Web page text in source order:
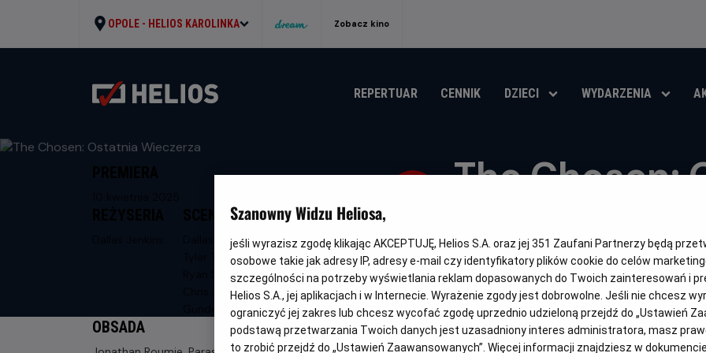
OPOLE - HELIOS KAROLINKA Zobacz kino
REPERTUAR CENNIK DZIECI WYDARZENIA
The Chosen:
Oryginalny
tytuł
The Chosen: The Last Supper Gatunek
Religijny
Minimalny
wiek
Od 13 latCzas
125
OBSERWUJ
SCENARIUSZ
Dallas Jenkins,
Tyler Thompson,
Ryan Swanson,
Chris Juen, Chad
Gundersen
OBSADA
Szanowny Widzu Heliosa,
jeśli wyrazisz zgodę klikając AKCEPTUJĘ, Helios S.A. oraz jej 351 Zaufani Partnerzy będą
osobowe takie jak adresy IP, adresy e-mail czy identyfikatory plików cookie do celów
szczególności na potrzeby wyświetlania reklam dopasowanych do Twoich zainteresowań i
Helios S.A., jej aplikacjach i w Internecie. Wyrażenie zgody jest dobrowolne. Jeśli nie chcesz
ograniczyć jej zakres lub chcesz wycofać zgodę uprzednio udzieloną przejdź do „Ustawień
podstawą przetwarzania Twoich danych jest uzasadniony interes administratora, masz
to zrobić przejdź do „Ustawień Zaawansowanych”. Więcej informacji znajdziesz w dokumencie